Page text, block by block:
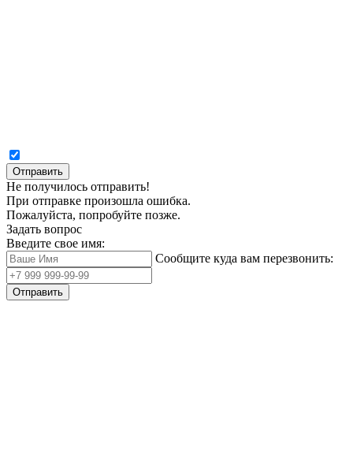
Отправить
Не получилось отправить!
При отправке произошла ошибка.
Пожалуйста, попробуйте позже.
Задать вопрос
Введите свое имя:
Сообщите куда вам перезвонить:
Отправить